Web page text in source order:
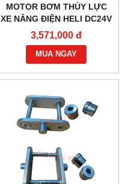
MOTOR BƠM THỦY LỰC
XE NÂNG ĐIỆN HELI DC24V
1.2KW- YC2412
3,571,000 đ
MUA NGAY